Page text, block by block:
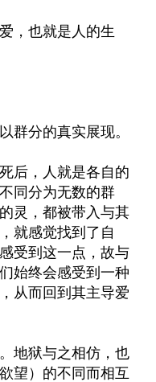
，也就是人的生
群分的真实展现。
后，人就是各自的
同分为无数的群
灵，都被带入与其
就感觉找到了自
受到这一点，故与
始终会感受到一种
从而回到其主导爱
地狱与之相仿，也
望）的不同而相互